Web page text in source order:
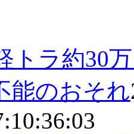
トラ約30
能のおそれ